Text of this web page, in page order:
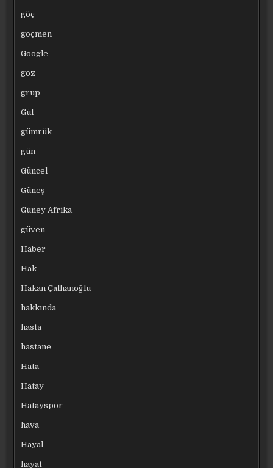
göç
göçmen
Google
göz
grup
Gül
gümrük
gün
Güncel
Güneş
Güney Afrika
güven
Haber
Hak
Hakan Çalhanoğlu
hakkında
hasta
hastane
Hata
Hatay
Hatayspor
hava
Hayal
hayat